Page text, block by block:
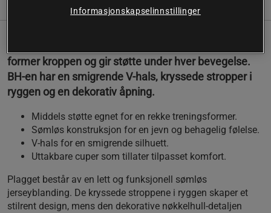
Anmeldelser
former kroppen og gir støtte under hver bevegelse.
BH-en har en smigrende V-hals, kryssede stropper i
ryggen og en dekorativ åpning.
Middels støtte egnet for en rekke treningsformer.
Sømløs konstruksjon for en jevn og behagelig følelse.
V-hals for en smigrende silhuett.
Uttakbare cuper som tillater tilpasset komfort.
Plagget består av en lett og funksjonell sømløs
jerseyblanding. De kryssede stroppene i ryggen skaper et
stilrent design, mens den dekorative nøkkelhull-detaljen
Informasjonskapselinnstillinger